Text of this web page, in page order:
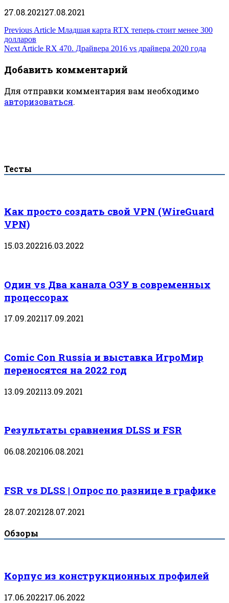
27.08.202127.08.2021
Навигация
по
записям
Previous Article Младшая карта RTX теперь стоит менее 300
долларов
Next Article RX 470. Драйвера 2016 vs драйвера 2020 года
Добавить комментарий
Для отправки комментария вам необходимо
авторизоваться.
Тесты
Как просто создать свой VPN (WireGuard
VPN)
15.03.202216.03.2022
Один vs Два канала ОЗУ в современных
процессорах
17.09.202117.09.2021
Comic Con Russia и выставка ИгроМир
переносятся на 2022 год
13.09.202113.09.2021
Результаты сравнения DLSS и FSR
06.08.202106.08.2021
FSR vs DLSS | Опрос по разнице в графике
28.07.202128.07.2021
Обзоры
Корпус из конструкционных профилей
17.06.202217.06.2022